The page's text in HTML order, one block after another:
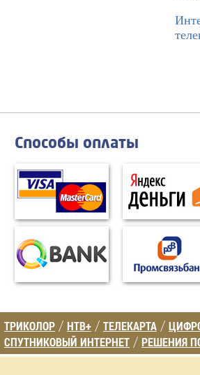
Способы оплаты
ТРИКОЛОР / НТВ+ / ТЕЛЕКАРТА /
СПУТНИКОВЫЙ ИНТЕРНЕТ / РЕШЕНИЯ